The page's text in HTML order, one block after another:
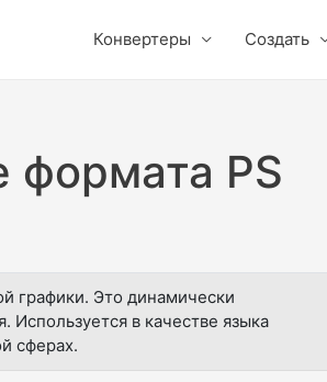
Конвертеры Создать
формата PS
графики. Это динамически
в качестве языка
сферах.